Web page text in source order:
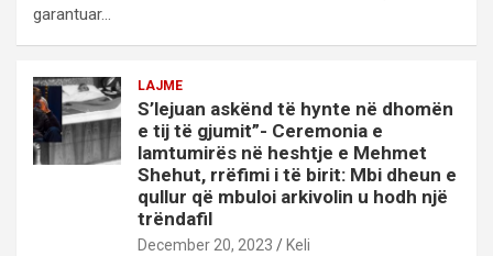
garantuar…
LAJME
S’lejuan askënd të hynte në dhomën
e tij të gjumit”- Ceremonia e
lamtumirës në heshtje e Mehmet
Shehut, rrëfimi i të birit: Mbi dheun e
qullur që mbuloi arkivolin u hodh një
trëndafil
December 20, 2023 Keli